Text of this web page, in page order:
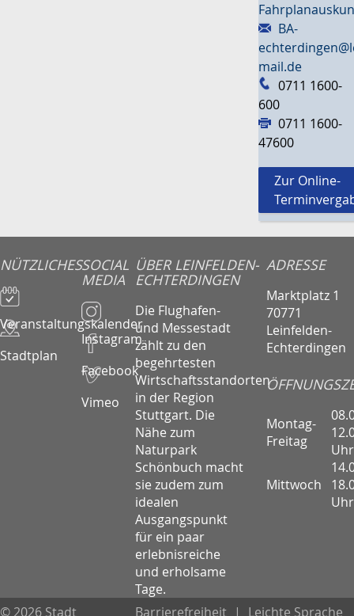
BA-
mail.de
0711 1600-
600
0711 1600-
47600
Zur Online-
NÜTZLICHES
Veranstaltungskalender
Stadtplan
SOCIAL
MEDIA
Instagram
Facebook
Vimeo
ÜBER LEINFELDEN-
ECHTERDINGEN
Die Flughafen-
und Messestadt
zählt zu den
begehrtesten
Wirtschaftsstandorten
in der Region
Stuttgart. Die
Nähe zum
Naturpark
Schönbuch macht
sie zudem zum
idealen
Ausgangspunkt
für ein paar
erlebnisreiche
und erholsame
Tage.
ADRESSE
Marktplatz 1
70771
Leinfelden-
Echterdingen
Montag-
Freitag
Uhr
Mittwoch
Uhr
© 2026 Stadt Barrierefreiheit | Leichte Sprache